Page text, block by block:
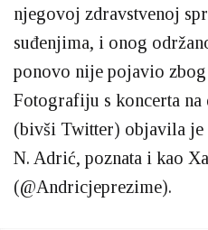
njegovoj zdravstvenoj
suđenjima, i onog
ponovo nije pojavio
Fotografiju s koncerta
(bivši Twitter) objavila je
N. Adrić, poznata i kao
(@Andricjeprezime).